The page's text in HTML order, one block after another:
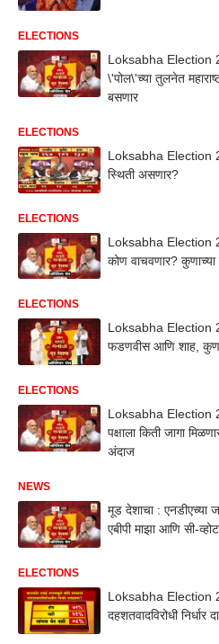
ELECTIONS
Loksabha Election
\'पोल\'च्या तुलनेत
बसणार
ELECTIONS
Loksabha Election
स्थिती असणार?
ELECTIONS
Loksabha Election
कोण वाचवणार?
ELECTIONS
Loksabha Election
फडणवीस आणि शाह,
ELECTIONS
Loksabha Election
पक्षाला किती जागा
अंदाज
NEWS
मूड देशाचा : एनडीएच्या
एबीपी माझा आणि सी-
ELECTIONS
Loksabha Election
दहशतवादविरोधी निर्धार